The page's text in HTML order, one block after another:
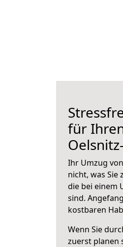
für
Ihr Umzug
nicht, was Sie
die bei einem
sind.
kostbaren
Wenn Sie
zuerst planen